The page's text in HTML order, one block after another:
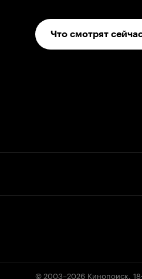
Что смотрят
© 2003–2026 Кинопоиск.